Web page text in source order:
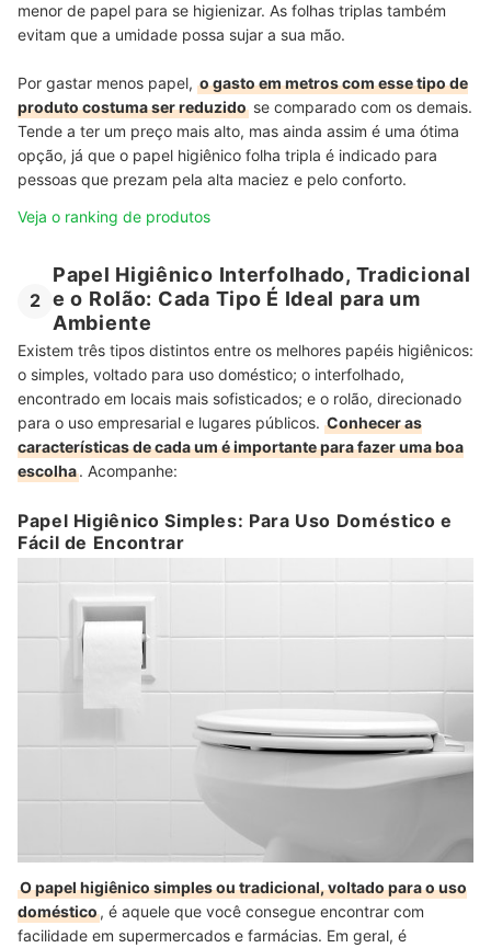
menor de papel para se higienizar. As folhas triplas também
evitam que a umidade possa sujar a sua mão.
Por gastar menos papel, o gasto em metros com esse tipo de
produto costuma ser reduzido se comparado com os demais.
Tende a ter um preço mais alto, mas ainda assim é uma ótima
opção, já que o papel higiênico folha tripla é indicado para
pessoas que prezam pela alta maciez e pelo conforto.
Veja o ranking de produtos
2
Papel Higiênico Interfolhado, Tradicional
e o Rolão: Cada Tipo É Ideal para um
Ambiente
Existem três tipos distintos entre os melhores papéis higiênicos:
o simples, voltado para uso doméstico; o interfolhado,
encontrado em locais mais sofisticados; e o rolão, direcionado
para o uso empresarial e lugares públicos. Conhecer as
características de cada um é importante para fazer uma boa
escolha. Acompanhe:
Papel Higiênico Simples: Para Uso Doméstico e
Fácil de Encontrar
O papel higiênico simples ou tradicional, voltado para o uso
doméstico, é aquele que você consegue encontrar com
facilidade em supermercados e farmácias. Em geral, é